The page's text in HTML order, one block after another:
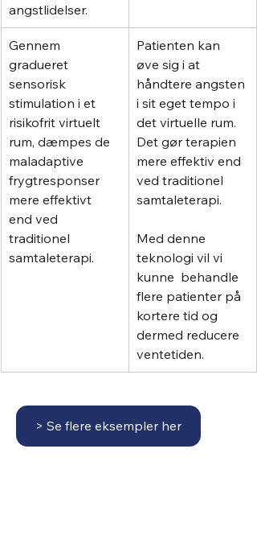
angstlidelser.
Gennem
gradueret
sensorisk
stimulation i et
risikofrit virtuelt
rum, dæmpes de
maladaptive
frygtresponser
mere effektivt
end ved
traditionel
samtaleterapi.
Patienten kan
øve sig i at
håndtere angsten
i sit eget tempo i
det virtuelle rum.
Det gør terapien
mere effektiv end
ved traditionel
samtaleterapi.
Med denne
teknologi vil vi
kunne  behandle
flere patienter på
kortere tid og
dermed reducere
ventetiden.
> Se flere eksempler her